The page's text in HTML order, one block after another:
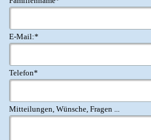
E-Mail:*
Telefon*
Mitteilungen, Wünsche, Fragen ...